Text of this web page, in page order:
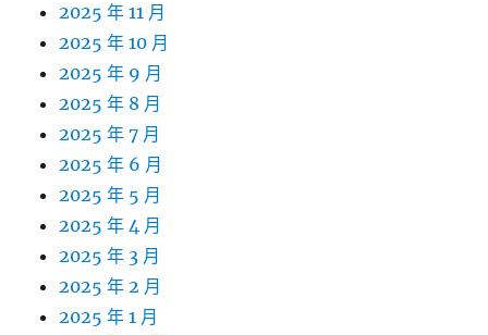
2025 年 11 月
2025 年 10 月
2025 年 9 月
2025 年 8 月
2025 年 7 月
2025 年 6 月
2025 年 5 月
2025 年 4 月
2025 年 3 月
2025 年 2 月
2025 年 1 月